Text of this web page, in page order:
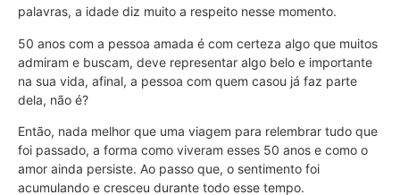
palavras, a idade diz muito a respeito nesse momento.
50 anos com a pessoa amada é com certeza algo que muitos
admiram e buscam, deve representar algo belo e importante
na sua vida, afinal, a pessoa com quem casou já faz parte
dela, não é?
Então, nada melhor que uma viagem para relembrar tudo que
foi passado, a forma como viveram esses 50 anos e como o
amor ainda persiste. Ao passo que, o sentimento foi
acumulando e cresceu durante todo esse tempo.